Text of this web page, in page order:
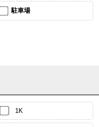
駐車場
1K